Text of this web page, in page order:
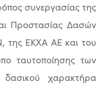
συνεργασίας της
Προστασίας Δασών
της ΕΚΧΑ ΑΕ και του
ταυτοποίησης των
δασικού χαρακτήρα